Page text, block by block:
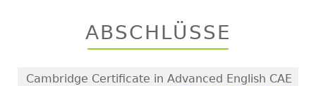
ABSCHLÜSSE
Cambridge Certificate in Advanced English CAE